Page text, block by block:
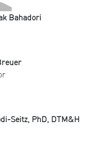
Bahadori
Seitz, PhD, DTM&H